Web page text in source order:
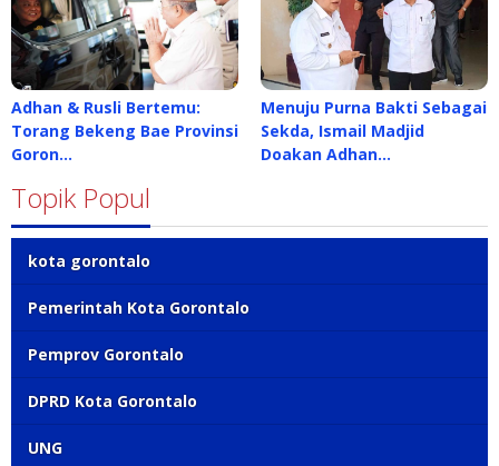
Adhan & Rusli Bertemu:
Torang Bekeng Bae Provinsi
Goron…
Menuju Purna Bakti Sebagai
Sekda, Ismail Madjid
Doakan Adhan…
Topik Popul
kota gorontalo
Pemerintah Kota Gorontalo
Pemprov Gorontalo
DPRD Kota Gorontalo
UNG